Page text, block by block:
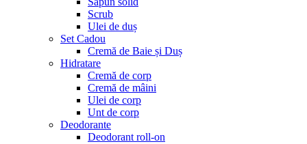
Scrub
Ulei de duș
Set Cadou
Cremă de Baie și Duș
Hidratare
Cremă de corp
Cremă de mâini
Ulei de corp
Unt de corp
Deodorante
Deodorant roll-on